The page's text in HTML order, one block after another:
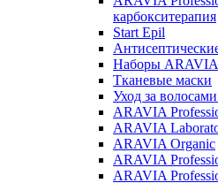
карбокситерапия
Start Epil
Наборы ARAVIA
Тканевые маски
Уход за
ARAVIA
ARAVIA
ARAVIA Organic
ARAVIA
ARAVIA